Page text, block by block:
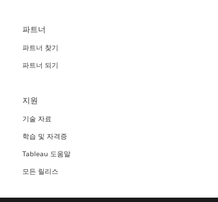
파트너
파트너 찾기
파트너 되기
지원
기술 자료
학습 및 자격증
Tableau 도움말
모든 릴리스